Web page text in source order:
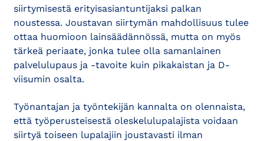
siirtymisestä erityisasiantuntijaksi palkan
noustessa. Joustavan siirtymän mahdollisuus tulee
ottaa huomioon lainsäädännössä, mutta on myös
tärkeä periaate, jonka tulee olla samanlainen
palvelulupaus ja -tavoite kuin pikakaistan ja D-
viisumin osalta.
Työnantajan ja työntekijän kannalta on olennaista,
että työperusteisestä oleskelulupalajista voidaan
siirtyä toiseen lupalajiin joustavasti ilman